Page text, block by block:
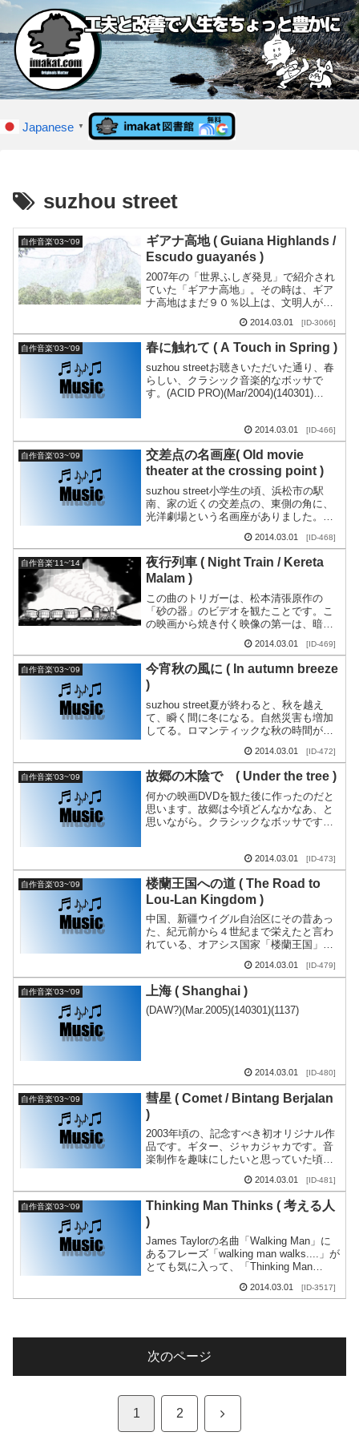
Japanese ▼
suzhou street
自作音楽'03~'09
ギアナ高地 ( Guiana Highlands /
Escudo guayanés )
2007年の「世界ふしぎ発見」で紹介され
ていた「ギアナ高地」。その時は、ギア
ナ高地はまだ９０％以上は、文明人が踏
まで科学技術が進歩しているというの
に、信じられない。...
2014.03.01 [ID-3066]
自作音楽'03~'09 春に触れて ( A Touch in Spring )
suzhou streetお聴きいただいた通り、春
らしい、クラシック音楽的なボッサで
す。(ACID PRO)(Mar/2004)(140301)
2014.03.01 [ID-466]
自作音楽'03~'09
交差点の名画座( Old movie
theater at the crossing point )
suzhou street小学生の頃、浜松市の駅
南、家の近くの交差点の、東側の角に、
光洋劇場という名画座がありました。名
供マンガ・・・新作も、お古も、何でも
ありでし...
2014.03.01 [ID-468]
自作音楽'11~'14
夜行列車 ( Night Train / Kereta
Malam )
この曲のトリガーは、松本清張原作の
「砂の器」のビデオを観たことです。こ
の映画から焼き付く映像の第一は、暗
の場面、殺人現場である夜の蒲田操車場
が強烈に印象に残りました...
2014.03.01 [ID-469]
自作音楽'03~'09
今宵秋の風に ( In autumn breeze
)
suzhou street夏が終わると、秋を越え
て、瞬く間に冬になる。自然災害も増加
してる。ロマンティックな秋の時間がど
なってきてしまい、残念な限りです。秋
の風は、...
2014.03.01 [ID-472]
自作音楽'03~'09 故郷の木陰で ( Under the tree )
何かの映画DVDを観た後に作ったのだと
思います。故郷は今頃どんなかなあ、と
思いながら。クラシックなボッサです。
2014.03.01 [ID-473]
自作音楽'03~'09
楼蘭王国への道 ( The Road to
Lou-Lan Kingdom )
中国、新疆ウイグル自治区にその昔あっ
た、紀元前から４世紀まで栄えたと言わ
れている、オアシス国家「楼蘭王国」。
して名を残す＜ロプノール湖＞が干上が
る頃、王国も滅亡し...
2014.03.01 [ID-479]
自作音楽'03~'09 上海 ( Shanghai )
(DAW?)(Mar.2005)(140301)(1137)
2014.03.01 [ID-480]
自作音楽'03~'09
彗星 ( Comet / Bintang Berjalan
)
2003年頃の、記念すべき初オリジナル作
品です。ギター、ジャカジャカです。音
楽制作を趣味にしたいと思っていた頃。
た。スーパージェッターになったような
気持ちで作りました...
2014.03.01 [ID-481]
自作音楽'03~'09
Thinking Man Thinks ( 考える人
)
James Taylorの名曲「Walking Man」に
あるフレーズ「walking man walks....」が
とても気に入って、「Thinking Man
2014.03.01 [ID-3517]
次のページ
1 2 次